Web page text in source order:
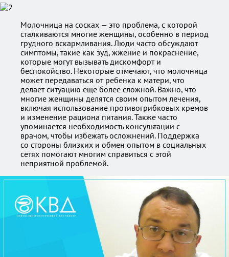
Молочница на сосках — это проблема, с которой
сталкиваются многие женщины, особенно в период
грудного вскармливания. Люди часто обсуждают
симптомы, такие как зуд, жжение и покраснение,
которые могут вызывать дискомфорт и
беспокойство. Некоторые отмечают, что молочница
может передаваться от ребенка к матери, что
делает ситуацию еще более сложной. Важно, что
многие женщины делятся своим опытом лечения,
включая использование противогрибковых кремов
и изменение рациона питания. Также часто
упоминается необходимость консультации с
врачом, чтобы избежать осложнений. Поддержка
со стороны близких и обмен опытом в социальных
сетях помогают многим справиться с этой
неприятной проблемой.